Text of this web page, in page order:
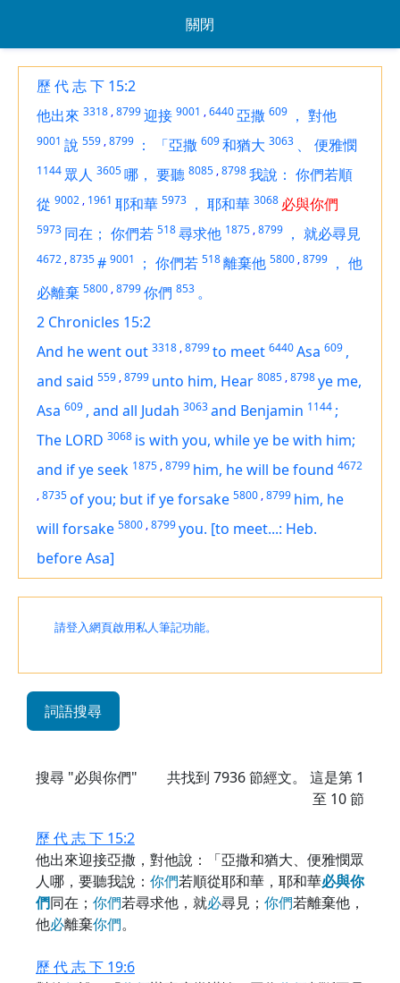
關閉
歷 代 志 下 15:2
他出來 3318 ,8799迎接 9001 ,6440亞撒 609 ， 對他
9001 說 559 ,8799 ： 「亞撒 609和猶大 3063 、 便雅憫
1144 眾人 3605哪， 要聽 8085 ,8798我說： 你們若順
從 9002 , 1961 耶和華 5973 ， 耶和華 3068 必與你們
5973 同在； 你們若 518尋求他 1875 ,8799 ， 就必尋見
4672 ,8735# 9001 ； 你們若 518離棄他 5800 ,8799 ， 他
必離棄 5800 ,8799你們 853 。
2 Chronicles 15:2
And he went out 3318 ,8799to meet 6440Asa 609 ,
and said 559 ,8799 unto him, Hear 8085 ,8798ye me,
Asa 609 , and all Judah 3063and Benjamin 1144 ;
The LORD 3068 is with you, while ye be with him;
and if ye seek 1875 ,8799 him, he will be found 4672
,8735of you; but if ye forsake 5800 ,8799 him, he
will forsake 5800 ,8799you. [to meet...: Heb.
before Asa]
請登入網頁啟用私人筆記功能。
詞語搜尋
搜尋 "必與你們" 共找到 7936節經文。 這是第 1
至 10 節
歷 代 志 下 15:2
他出來迎接亞撒，對他說：「亞撒和猶大、便雅憫眾
人哪，要聽我說： 你們若順從耶和華，耶和華必與你
們同在； 你們若尋求他，就必尋見； 你們若離棄他，
他必離棄你們。
歷 代 志 下 19:6